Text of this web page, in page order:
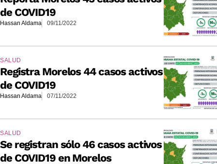
de COVID19
Hassan Aldama 09/11/2022
SALUD
Registra Morelos 44 casos activos
de COVID19
Hassan Aldama 07/11/2022
SALUD
Se registran sólo 46 casos activos
de COVID19 en Morelos